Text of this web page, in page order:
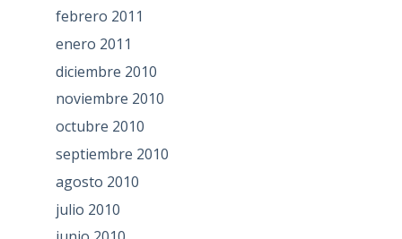
febrero 2011
enero 2011
diciembre 2010
noviembre 2010
octubre 2010
septiembre 2010
agosto 2010
julio 2010